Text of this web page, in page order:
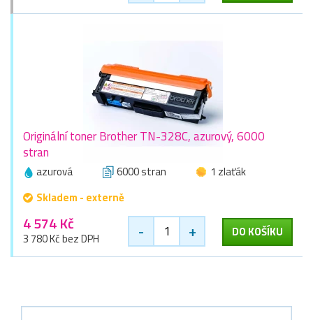
Originální toner Brother TN-328C, azurový, 6000
stran
azurová 6000 stran
1 zlaťák
Skladem - externě
4 574 Kč
3 780 Kč bez DPH - + DO KOŠÍKU